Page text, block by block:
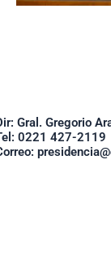
Gral. Gregorio
0221 427-2119